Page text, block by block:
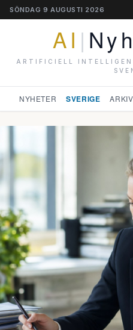
SÖNDAG 9 AUGUSTI 2026
AI |
ARTIFICIELL
NYHETER SVERIGE ARKIV